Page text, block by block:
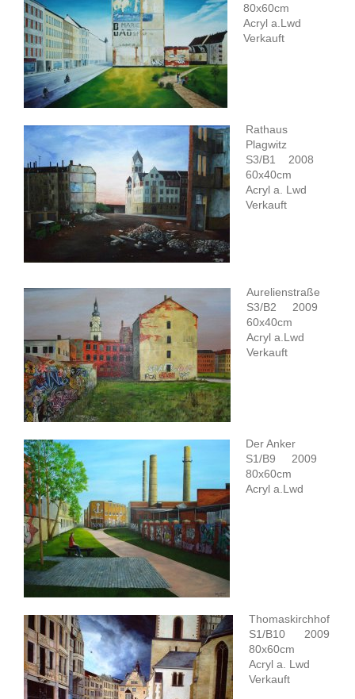
80x60cm
Acryl a.Lwd
Verkauft
Rathaus
Plagwitz
S3/B1 2008
60x40cm
Acryl a. Lwd
Verkauft
Aurelienstraße
S3/B2 2009
60x40cm
Acryl a.Lwd
Verkauft
Der Anker
S1/B9 2009
80x60cm
Acryl a.Lwd
Thomaskirchhof
S1/B10 2009
80x60cm
Acryl a. Lwd
Verkauft